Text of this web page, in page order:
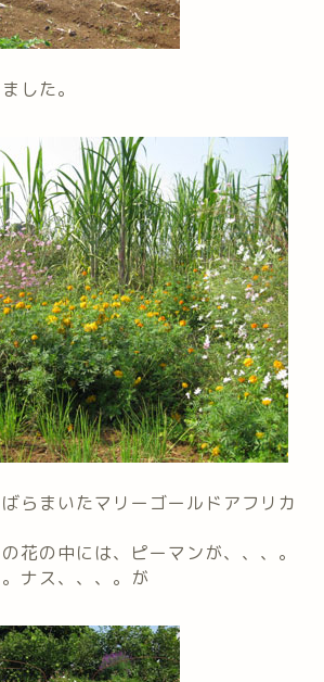
した。
らまいたマリーゴールドアフリカ
花の中には、ピーマンが、、、。
ナス、、、。が